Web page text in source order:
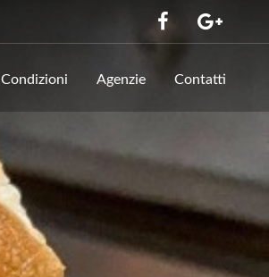
Condizioni Agenzie Contatti